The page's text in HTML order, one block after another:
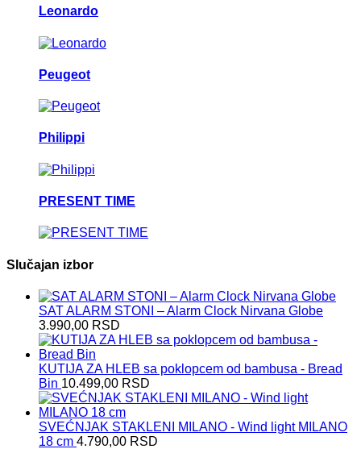
Leonardo
Peugeot
Philippi
PRESENT TIME
Slučajan izbor
SAT ALARM STONI – Alarm Clock Nirvana Globe
3.990,00 RSD
KUTIJA ZA HLEB sa poklopcem od bambusa - Bread
Bin 10.499,00 RSD
SVEĆNJAK STAKLENI MILANO - Wind light MILANO
18 cm 4.790,00 RSD